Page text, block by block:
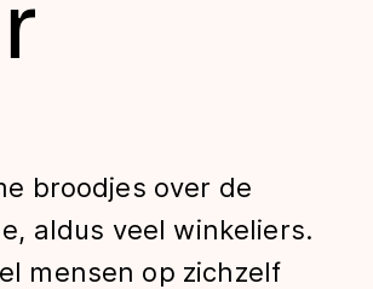
broodjes over de
aldus veel winkeliers.
mensen op zichzelf